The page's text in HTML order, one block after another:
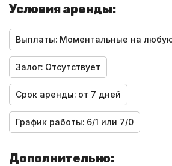
Условия аренды:
Выплаты: Моментальные на
Залог: Отсутствует
Срок аренды: от 7 дней
График работы: 6/1 или 7/0
Дополнительно: